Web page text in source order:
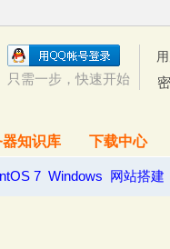
名
只需一步，快速开始
器知识库 下载中心
7 Windows 网站搭建